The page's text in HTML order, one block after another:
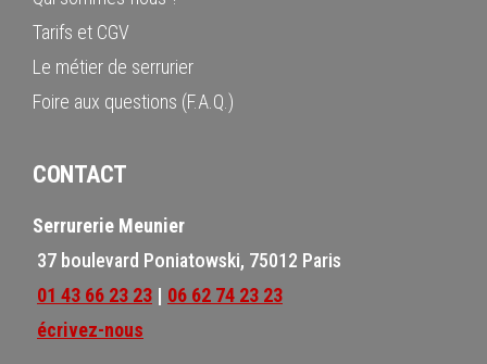
Tarifs et CGV
Le métier de serrurier
Foire aux questions (F.A.Q.)
CONTACT
Serrurerie Meunier
37 boulevard Poniatowski, 75012 Paris
01 43 66 23 23 | 06 62 74 23 23
écrivez-nous